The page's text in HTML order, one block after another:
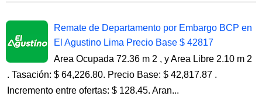
Remate de Departamento por Embargo BCP en
El Agustino Lima Precio Base $ 42817
Area Ocupada 72.36 m 2 , y Area Libre 2.10 m 2
. Tasación: $ 64,226.80. Precio Base: $ 42,817.87 .
Incremento entre ofertas: $ 128.45. Aran...